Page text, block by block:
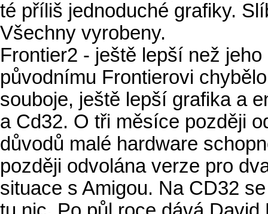
té příliš jednoduché grafiky.
Všechny vyrobeny.
Frontier2 - ještě lepší než
původnímu Frontierovi
souboje, ještě lepší grafika a
a Cd32. O tři měsíce později
důvodů malé hardware
později odvolána verze pro
situace s Amigou. Na CD32